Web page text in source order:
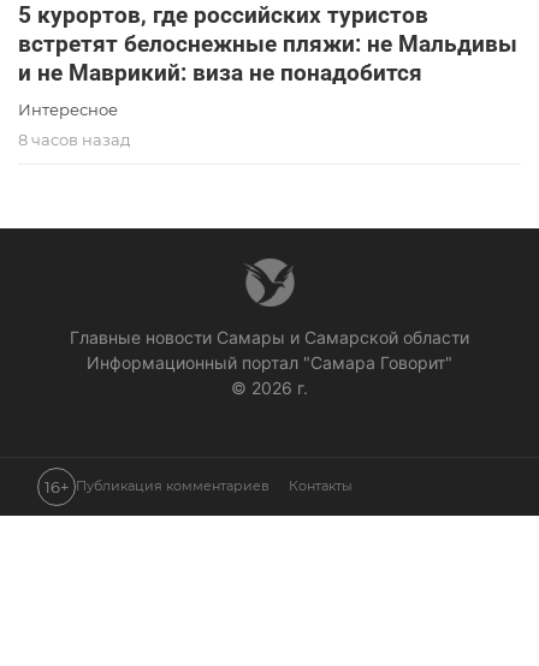
5 курортов, где российских туристов
встретят белоснежные пляжи: не Мальдивы
и не Маврикий: виза не понадобится
Интересное
8 часов назад
Главные новости Самары и Самарской области
Информационный портал "Самара Говорит"
© 2026 г.
16+ Публикация комментариев Контакты